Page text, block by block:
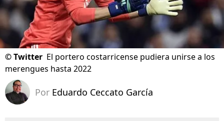
©Twitter El portero costarricense pudiera unirse a los
merengues hasta 2022
Por Eduardo Ceccato García